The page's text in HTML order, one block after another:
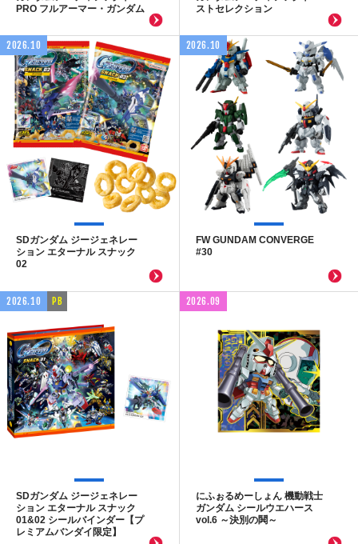
PRO フルアーマー・ガンダム
ストセレクション
2026.10
SDガンダム ジージェネレー
ション エターナル スナック
02
2026.10
FW GUNDAM CONVERGE
#30
2026.10 PB
SDガンダム ジージェネレー
ション エターナル スナック
01&02 シールバインダー【プ
レミアムバンダイ限定】
2026.09
にふぉるめーしょん 機動戦士
ガンダム シールウエハース
vol.6 ～決別の鬨～